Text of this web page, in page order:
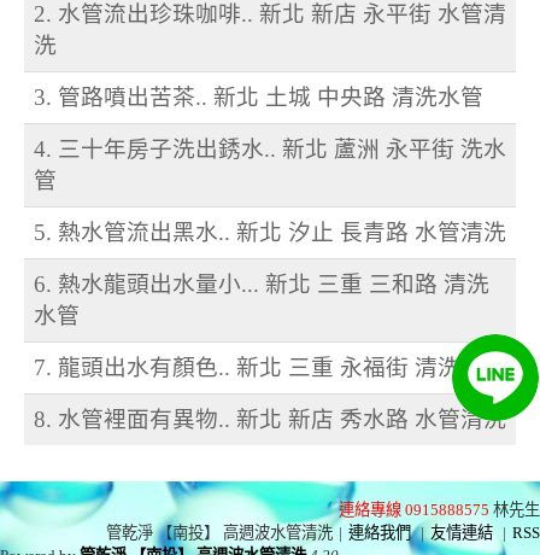
2. 水管流出珍珠咖啡.. 新北 新店 永平街 水管清
洗
3. 管路噴出苦茶.. 新北 土城 中央路 清洗水管
4. 三十年房子洗出銹水.. 新北 蘆洲 永平街 洗水
管
5. 熱水管流出黑水.. 新北 汐止 長青路 水管清洗
6. 熱水龍頭出水量小... 新北 三重 三和路 清洗
水管
7. 龍頭出水有顏色.. 新北 三重 永福街 清洗水管
8. 水管裡面有異物.. 新北 新店 秀水路 水管清洗
連絡專線 0915888575 林先生
管乾淨 【南投】 高週波水管清洗 | 連絡我們 | 友情連結 | RSS